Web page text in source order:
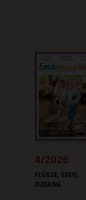
4/2026
:
FLÜSSE, SEEN,
OZEANE